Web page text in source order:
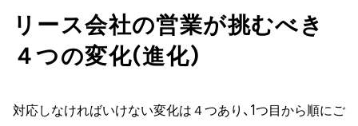
リース会社の営業が挑むべき
４つの変化(進化)
対応しなければいけない変化は４つあり、1つ目から順にご